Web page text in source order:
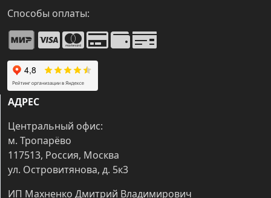
Способы оплаты:
АДРЕС
Центральный офис:
м. Тропарёво
117513, Россия, Москва
ул. Островитянова, д. 5к3
ИП Махненко Дмитрий Владимирович